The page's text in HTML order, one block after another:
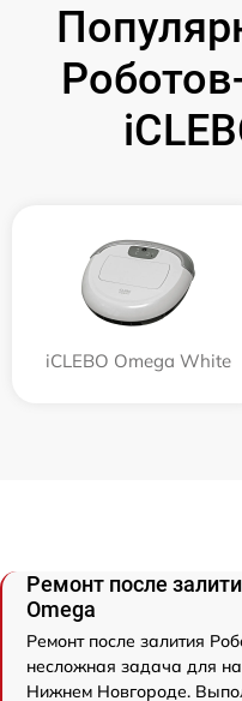
iCLEBO Omega White
Ремонт после
Omega
Ремонт после залития
несложная задача для
Нижнем Новгороде.